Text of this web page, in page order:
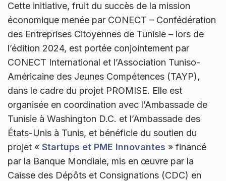
Cette initiative, fruit du succès de la mission
économique menée par CONECT – Confédération
des Entreprises Citoyennes de Tunisie – lors de
l’édition 2024, est portée conjointement par
CONECT International et l’Association Tuniso-
Américaine des Jeunes Compétences (TAYP),
dans le cadre du projet PROMISE. Elle est
organisée en coordination avec l’Ambassade de
Tunisie à Washington D.C. et l’Ambassade des
États-Unis à Tunis, et bénéficie du soutien du
projet « Startups et PME Innovantes » financé
par la Banque Mondiale, mis en œuvre par la
Caisse des Dépôts et Consignations (CDC) en